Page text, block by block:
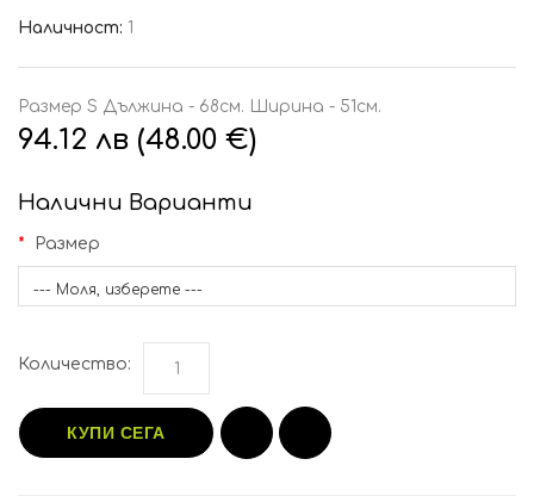
Наличност: 1
Размер S Дължина - 68см. Ширина - 51см.
94.12 лв (48.00 €)
Налични Варианти
Размер
--- Моля, изберете ---
Количество:
КУПИ СЕГА